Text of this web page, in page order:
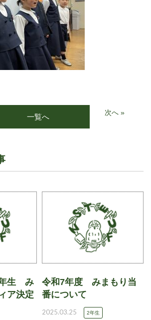
一覧へ 次へ »
年生 み
ア決定
令和7年度 みまもり当
番について
2025.03.25 2年生